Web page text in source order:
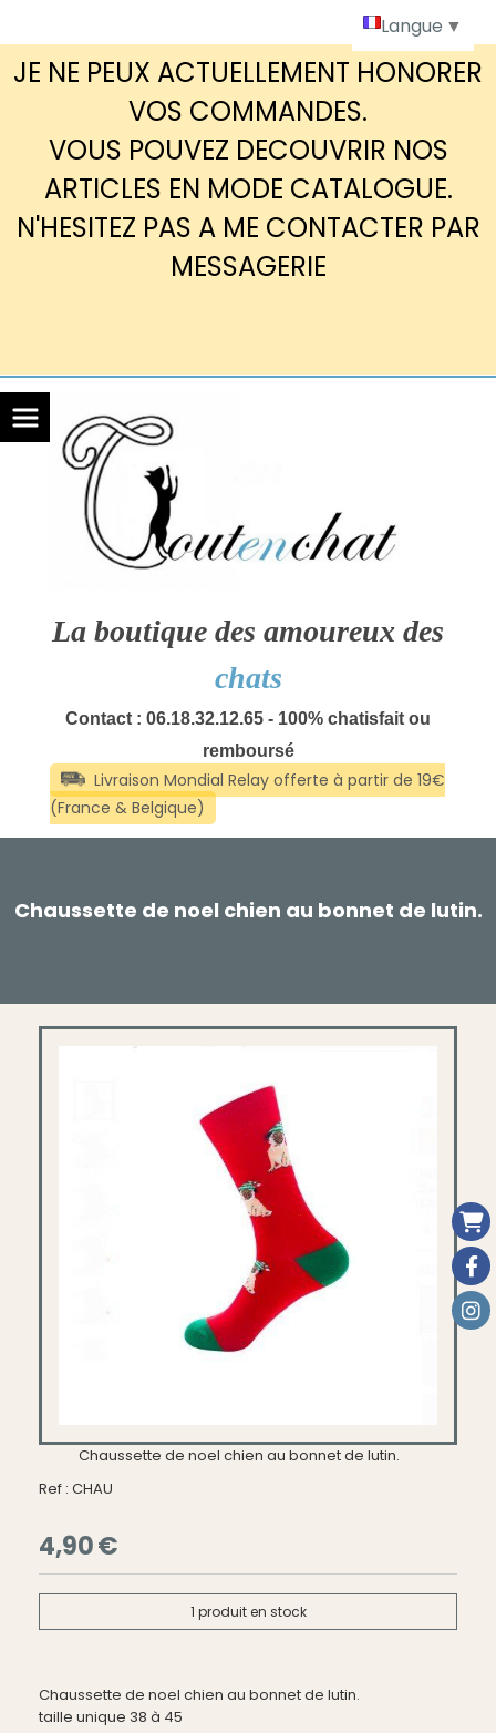
JE NE PEUX ACTUELLEMENT HONORER
VOS COMMANDES.
VOUS POUVEZ DECOUVRIR NOS
ARTICLES EN MODE CATALOGUE.
N'HESITEZ PAS A ME CONTACTER PAR
MESSAGERIE
La boutique des amoureux des
chats
Contact : 06.18.32.12.65 - 100% chatisfait ou
remboursé
Chaussette de noel chien au bonnet de lutin.
Chaussette de noel chien au bonnet de lutin.
Ref : CHAU
4,90€
1 produit en stock
Chaussette de noel chien au bonnet de lutin.
taille unique 38 à 45
Langue ▼